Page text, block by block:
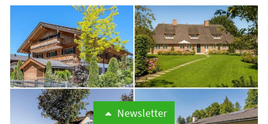
Newsletter